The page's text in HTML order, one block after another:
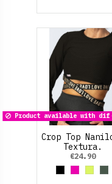
Product available with
Crop Top
Textura.
€24.90
BlackFucsia